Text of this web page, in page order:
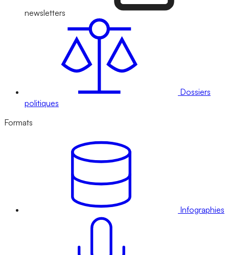
newsletters
Dossiers
politiques
Formats
Infographies